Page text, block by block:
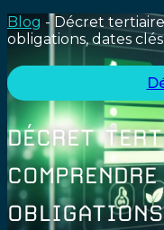
Blog - Décret
obligations, dates
DÉCRET